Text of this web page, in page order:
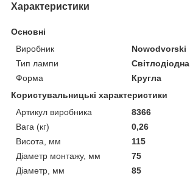
Характеристики
Основні
Виробник
Nowodvorski
Тип лампи
Світлодіодна
Форма
Кругла
Користувальницькі характеристики
Артикул виробника
8366
Вага (кг)
0,26
Висота, мм
115
Діаметр монтажу, мм
75
Діаметр, мм
85